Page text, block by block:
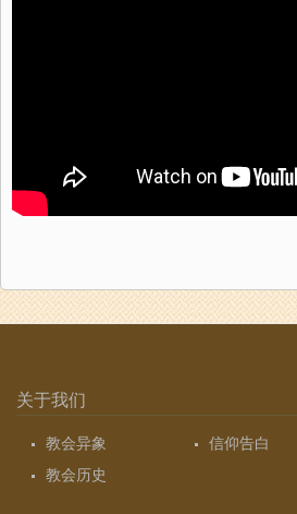
关于我们
教会异象
信仰告白
教会历史